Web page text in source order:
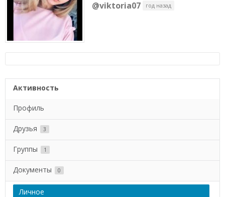
@viktoria07 год назад
Активность
Профиль
Друзья 3
Группы 1
Документы 0
Личное